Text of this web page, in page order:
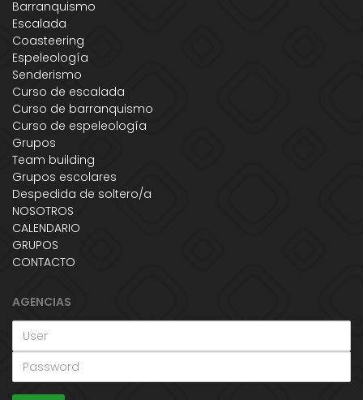
Barranquismo
Escalada
Coasteering
Espeleología
Senderismo
Curso de escalada
Curso de barranquismo
Curso de espeleología
Grupos
Team building
Grupos escolares
Despedida de soltero/a
NOSOTROS
CALENDARIO
GRUPOS
CONTACTO
AGENCIAS